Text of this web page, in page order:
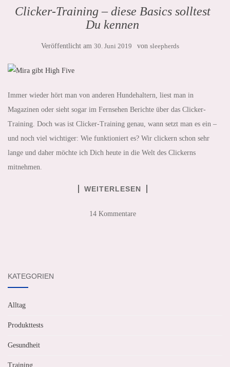
Clicker-Training – diese Basics solltest
Du kennen
Veröffentlicht am 30. Juni 2019 von sleepherds
Immer wieder hört man von anderen Hundehaltern, liest man in
Magazinen oder sieht sogar im Fernsehen Berichte über das Clicker-
Training. Doch was ist Clicker-Training genau, wann setzt man es ein –
und noch viel wichtiger: Wie funktioniert es? Wir clickern schon sehr
lange und daher möchte ich Dich heute in die Welt des Clickerns
mitnehmen.
WEITERLESEN
14 Kommentare
KATEGORIEN
Alltag
Produkttests
Gesundheit
Training